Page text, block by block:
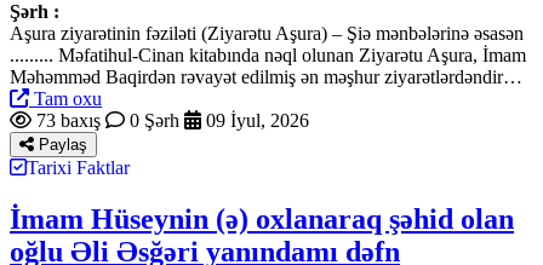
Şərh :
Aşura ziyarətinin fəziləti (Ziyarətu Aşura) – Şiə mənbələrinə əsasən
......... Məfatihul-Cinan kitabında nəql olunan Ziyarətu Aşura, İmam
Məhəmməd Baqirdən rəvayət edilmiş ən məşhur ziyarətlərdəndir…
Tam oxu
73 baxış
0 Şərh 09 İyul, 2026
Paylaş
Tarixi Faktlar
İmam Hüseynin (ə) oxlanaraq şəhid olan
oğlu Əli Əsğəri yanındamı dəfn